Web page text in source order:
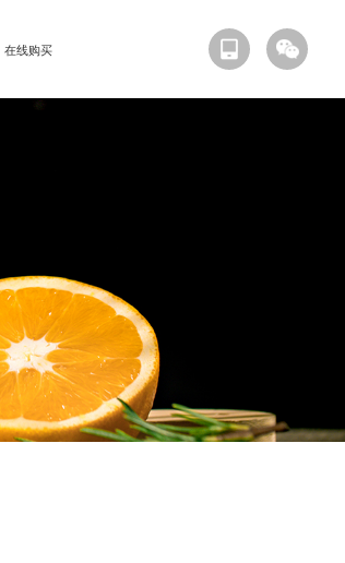
在线购买